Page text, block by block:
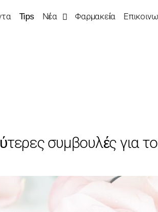
Tips Νέα Φαρμακεία
συμβουλές για